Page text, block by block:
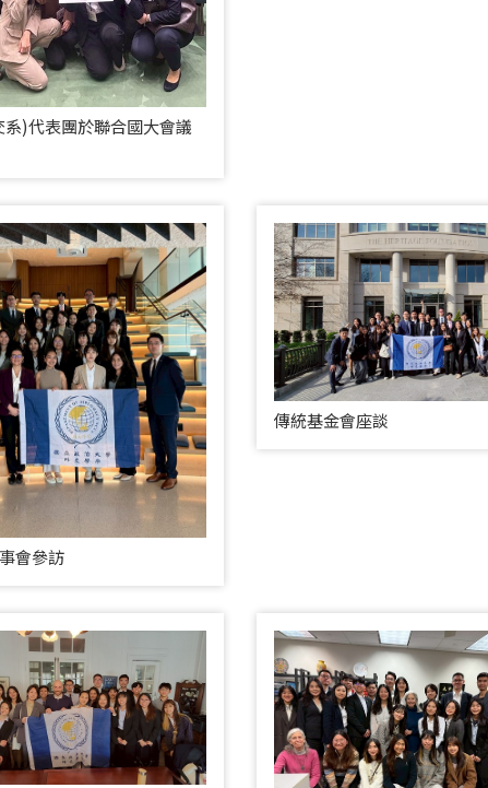
)代表團於聯合國大會議
會參訪
傳統基金會座談